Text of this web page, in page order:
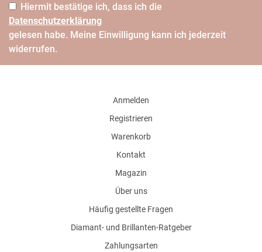
Hiermit bestätige ich, dass ich die
Daten­schutz­erklärung
gelesen habe. Meine Einwilligung kann ich jederzeit
widerrufen.
Anmelden
Registrieren
Warenkorb
Kontakt
Magazin
Über uns
Häufig gestellte Fragen
Diamant- und Brillanten-Ratgeber
Zahlungsarten